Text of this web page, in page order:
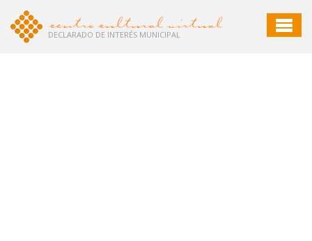
DECLARADO DE INTERÉS MUNICIPAL